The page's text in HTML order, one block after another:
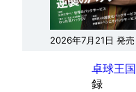
2026年7月21日 発売
卓球王国
録